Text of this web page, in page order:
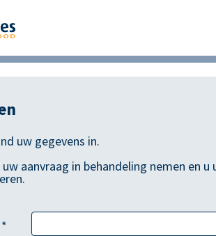
uw gegevens in.
aanvraag in behandeling nemen en u